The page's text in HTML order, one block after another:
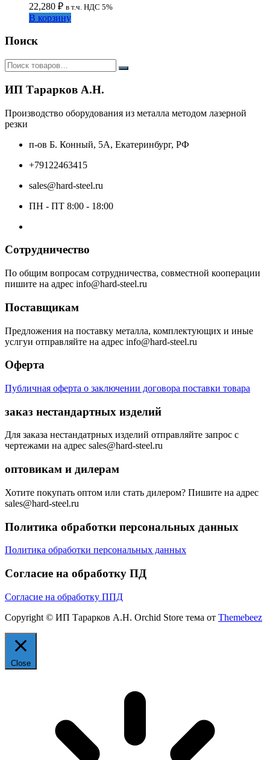
22,280 ₽ в т.ч. НДС 5%
В корзину
Поиск
ИП Тарарков А.Н.
Производство оборудования из металла методом лазерной
резки
п-ов Б. Конный, 5А, Екатеринбург, РФ
+79122463415
sales@hard-steel.ru
ПН - ПТ 8:00 - 18:00
Сотрудничество
По общим вопросам сотрудничества, совместной кооперации
пишите на адрес info@hard-steel.ru
Поставщикам
Предложения на поставку металла, комплектующих и иные
услгуи отправляйте на адрес info@hard-steel.ru
Оферта
Публичная оферта о заключении договора поставки товара
заказ нестандартных изделий
Для заказа нестандатрных изделий отправляйте запрос с
чертежами на адрес sales@hard-steel.ru
оптовикам и дилерам
Хотите покупать оптом или стать дилером? Пишите на адрес
sales@hard-steel.ru
Политика обработки персональных данных
Политика обработки персональных данных
Согласие на обработку ПД
Согласие на обработку ППД
Copyright © ИП Тарарков А.Н. Orchid Store тема от Themebeez
Close